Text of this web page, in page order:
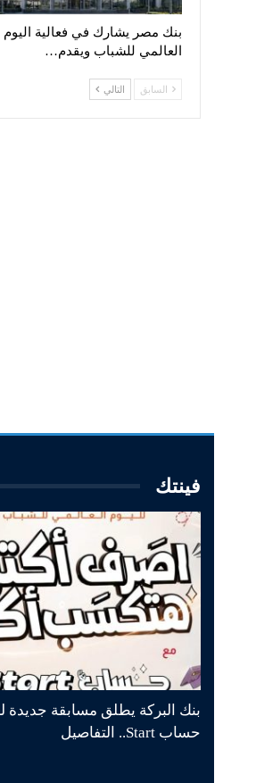
بنك مصر يشارك في فعالية اليوم
العالمي للشباب ويقدم…
السابق التالي
فينتك
بنك البركة يطلق مسابقة جديدة
حساب Start.. التفاصيل